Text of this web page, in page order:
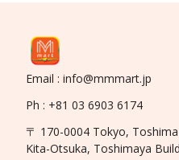
Email : info@mmmart.jp
Ph : +81 03 6903 6174
〒 170-0004 Tokyo,
Kita-Otsuka, Toshimaya